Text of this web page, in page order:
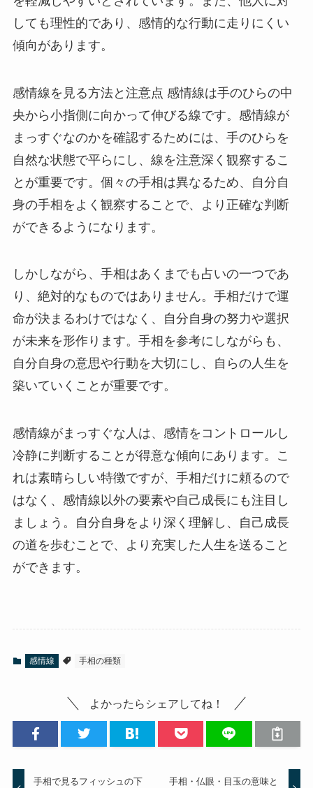
しても理性的であり、感情的な行動に走りにくい
傾向があります。
感情線を見る方法と注意点 感情線は手のひらの中
央から小指側に向かって伸びる線です。感情線が
まっすぐなのかを確認するためには、手のひらを
自然な状態で平らにし、線を注意深く観察するこ
とが重要です。個々の手相は異なるため、自分自
身の手相をよく観察することで、より正確な判断
ができるようになります。
しかしながら、手相はあくまでも占いの一つであ
り、絶対的なものではありません。手相だけで運
命が決まるわけではなく、自分自身の努力や選択
が未来を形作ります。手相を参考にしながらも、
自分自身の意思や行動を大切にし、自らの人生を
築いていくことが重要です。
感情線がまっすぐな人は、感情をコントロールし
冷静に判断することが得意な傾向にあります。こ
れは素晴らしい特徴ですが、手相だけに頼るので
はなく、感情線以外の要素や自己成長にも注目し
ましょう。自分自身をより深く理解し、自己成長
の道を歩むことで、より充実した人生を送ること
ができます。
感情線 手相の種類
よかったらシェアしてね！
手相で見るフィッシュの下
手相・仏眼・目玉の意味と